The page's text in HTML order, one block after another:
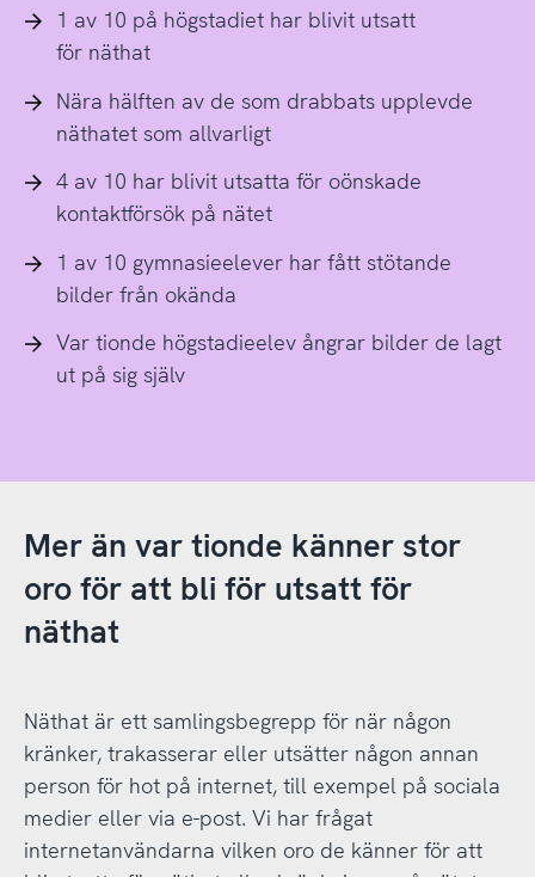
1 av 10 på högstadiet har blivit utsatt
för näthat
Nära hälften av de som drabbats upplevde
näthatet som allvarligt
4 av 10 har blivit utsatta för oönskade
kontaktförsök på nätet
1 av 10 gymnasieelever har fått stötande
bilder från okända
Var tionde högstadieelev ångrar bilder de lagt
ut på sig själv
Mer än var tionde känner stor
oro för att bli för utsatt för
näthat
Näthat är ett samlingsbegrepp för när någon
kränker, trakasserar eller utsätter någon annan
person för hot på internet, till exempel på sociala
medier eller via e-post. Vi har frågat
internetanvändarna vilken oro de känner för att